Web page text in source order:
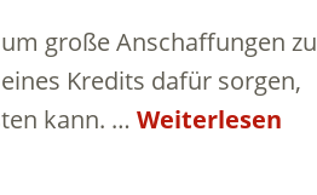
große Anschaffungen zu
Kredits dafür sorgen,
kann. … Weiterlesen